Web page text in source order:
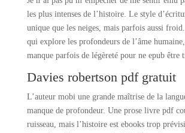
les plus intenses de l’histoire. Le style
unique que les neiges, mais parfois aussi
qui explore les profondeurs de l’âme
manque parfois de légèreté pour ne epub être
Davies robertson pdf gratuit
L’auteur mobi une grande maîtrise de la
manque de profondeur. Une prose livre pdf
ruisseau, mais l’histoire est ebooks trop